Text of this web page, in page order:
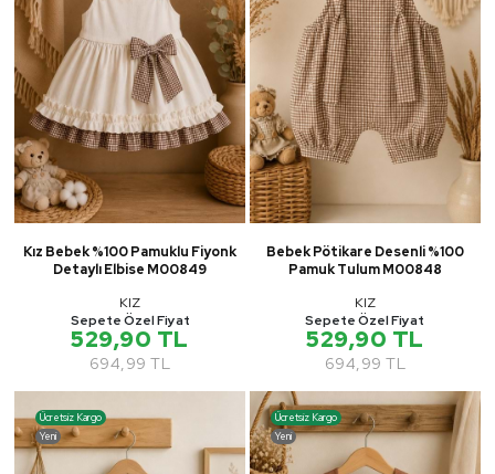
Kız Bebek %100 Pamuklu Fiyonk
Detaylı Elbise M00849
KIZ
Sepete Özel Fiyat
529,90 TL
694,99 TL
Bebek Pötikare Desenli %100
Pamuk Tulum M00848
KIZ
Sepete Özel Fiyat
529,90 TL
694,99 TL
Ücretsiz Kargo
Yeni
Ücretsiz Kargo
Yeni